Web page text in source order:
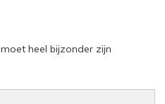
moet heel bijzonder zijn